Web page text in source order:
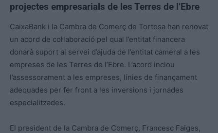
projectes empresarials de les Terres de l’Ebre
CaixaBank i la Cambra de Comerç de Tortosa han renovat
un acord de col·laboració pel qual l’entitat financera
donarà suport al servei d’ajuda de l’entitat cameral a les
empreses de les Terres de l’Ebre. L’acord inclou
l’assessorament a les empreses, línies de finançament
adequades per fer front a les inversions i jornades
especialitzades.
El president de la Cambra de Comerç, Francesc Faiges,